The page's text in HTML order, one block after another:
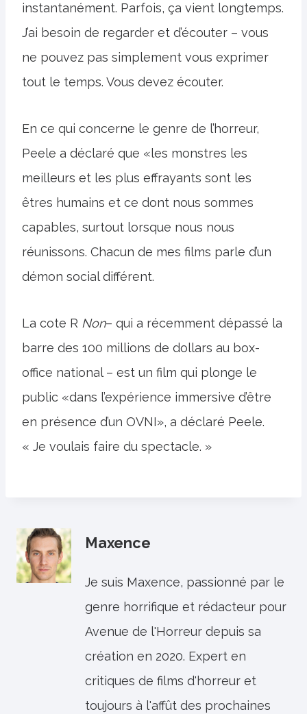
instantanément. Parfois, ça vient longtemps.
J’ai besoin de regarder et d’écouter – vous
ne pouvez pas simplement vous exprimer
tout le temps. Vous devez écouter.
En ce qui concerne le genre de l’horreur,
Peele a déclaré que «les monstres les
meilleurs et les plus effrayants sont les
êtres humains et ce dont nous sommes
capables, surtout lorsque nous nous
réunissons. Chacun de mes films parle d’un
démon social différent.
La cote R Non– qui a récemment dépassé la
barre des 100 millions de dollars au box-
office national – est un film qui plonge le
public «dans l’expérience immersive d’être
en présence d’un OVNI», a déclaré Peele.
« Je voulais faire du spectacle. »
Maxence
Je suis Maxence, passionné par le
genre horrifique et rédacteur pour
Avenue de l'Horreur depuis sa
création en 2020. Expert en
critiques de films d'horreur et
toujours à l'affût des prochaines